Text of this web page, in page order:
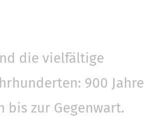
die vielfältige
900 Jahre
bis zur Gegenwart.